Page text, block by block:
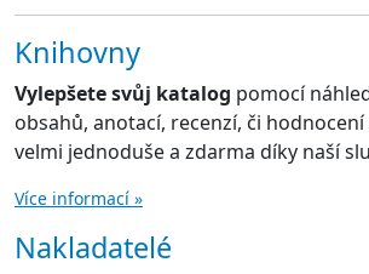
Knihovny
Vylepšete svůj katalog pomocí
obsahů, anotací, recenzí, či hodnocení
velmi jednoduše a zdarma díky naší
Více informací »
Nakladatelé